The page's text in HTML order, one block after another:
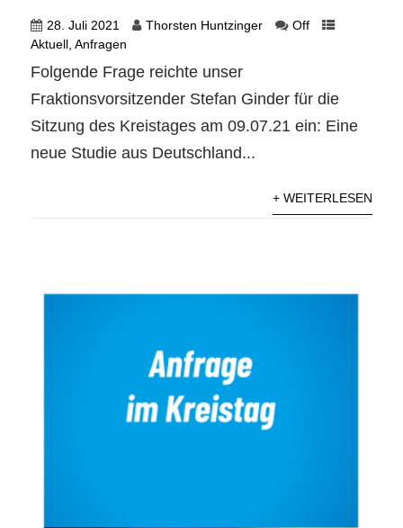
28. Juli 2021 Thorsten Huntzinger
Off
Aktuell,Anfragen
Folgende Frage reichte unser
Fraktionsvorsitzender Stefan Ginder für die
Sitzung des Kreistages am 09.07.21 ein: Eine
neue Studie aus Deutschland...
+ WEITERLESEN